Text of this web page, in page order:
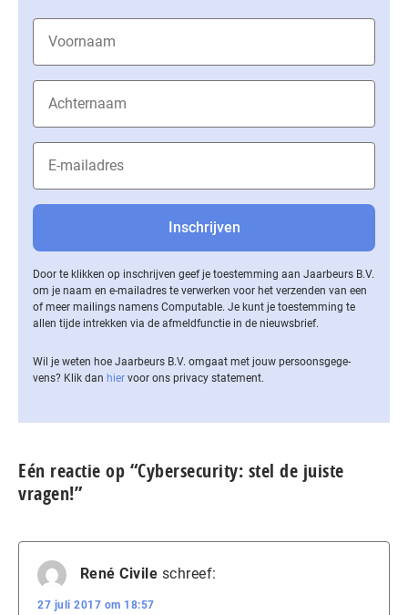
Door te klikken op inschrijven geef je toestemming aan Jaarbeurs B.V.
om je naam en e-mailadres te verwerken voor het verzenden van een
of meer mailings namens Computable. Je kunt je toestemming te
allen tijde intrekken via de af­meld­func­tie in de nieuwsbrief.
Wil je weten hoe Jaarbeurs B.V. omgaat met jouw per­soons­ge­ge­
vens? Klik dan hier voor ons privacy statement.
Eén reactie op “Cybersecurity: stel de juiste
vragen!”
René Civile schreef:
27 juli 2017 om 18:57